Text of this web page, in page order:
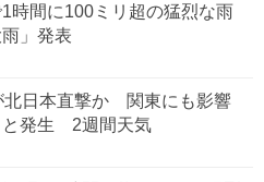
1時間に100ミリ超の猛烈な雨
雨」発表
北日本直撃か 関東にも影響
と発生 2週間天気